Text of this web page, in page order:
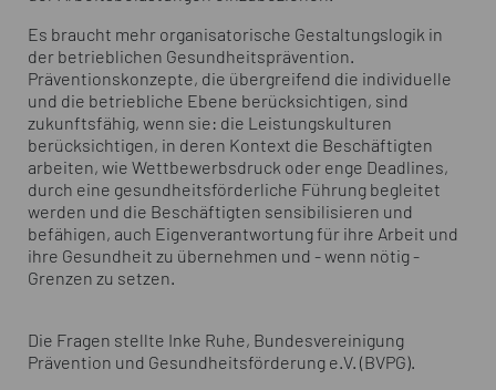
Es braucht mehr organisatorische Gestaltungslogik in
der betrieblichen Gesundheitsprävention.
Präventionskonzepte, die übergreifend die individuelle
und die betriebliche Ebene berücksichtigen, sind
zukunftsfähig, wenn sie: die Leistungskulturen
berücksichtigen, in deren Kontext die Beschäftigten
arbeiten, wie Wettbewerbsdruck oder enge Deadlines,
durch eine gesundheitsförderliche Führung begleitet
werden und die Beschäftigten sensibilisieren und
befähigen, auch Eigenverantwortung für ihre Arbeit und
ihre Gesundheit zu übernehmen und - wenn nötig -
Grenzen zu setzen.
Die Fragen stellte Inke Ruhe, Bundesvereinigung
Prävention und Gesundheitsförderung e.V. (BVPG).